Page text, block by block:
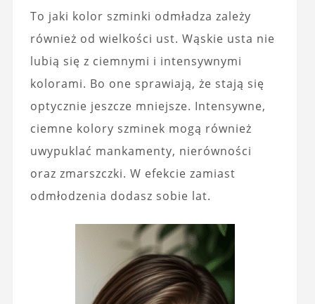
To jaki kolor szminki odmładza zależy
również od wielkości ust. Wąskie usta nie
lubią się z ciemnymi i intensywnymi
kolorami. Bo one sprawiają, że stają się
optycznie jeszcze mniejsze. Intensywne,
ciemne kolory szminek mogą również
uwypuklać mankamenty, nierówności
oraz zmarszczki. W efekcie zamiast
odmłodzenia dodasz sobie lat.